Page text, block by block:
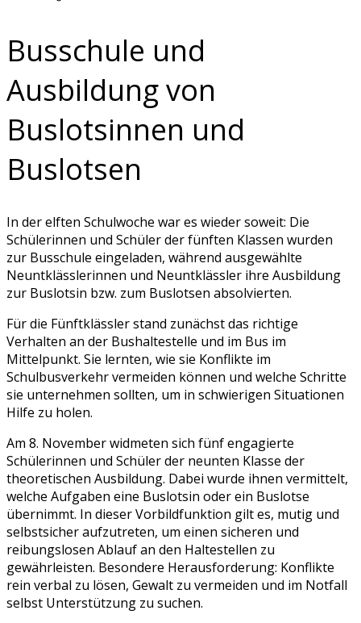
Busschule und
Ausbildung von
Buslotsinnen und
Buslotsen
In der elften Schulwoche war es wieder soweit: Die
Schülerinnen und Schüler der fünften Klassen wurden
zur Busschule eingeladen, während ausgewählte
Neuntklässlerinnen und Neuntklässler ihre Ausbildung
zur Buslotsin bzw. zum Buslotsen absolvierten.
Für die Fünftklässler stand zunächst das richtige
Verhalten an der Bushaltestelle und im Bus im
Mittelpunkt. Sie lernten, wie sie Konflikte im
Schulbusverkehr vermeiden können und welche Schritte
sie unternehmen sollten, um in schwierigen Situationen
Hilfe zu holen.
Am 8. November widmeten sich fünf engagierte
Schülerinnen und Schüler der neunten Klasse der
theoretischen Ausbildung. Dabei wurde ihnen vermittelt,
welche Aufgaben eine Buslotsin oder ein Buslotse
übernimmt. In dieser Vorbildfunktion gilt es, mutig und
selbstsicher aufzutreten, um einen sicheren und
reibungslosen Ablauf an den Haltestellen zu
gewährleisten. Besondere Herausforderung: Konflikte
rein verbal zu lösen, Gewalt zu vermeiden und im Notfall
selbst Unterstützung zu suchen.